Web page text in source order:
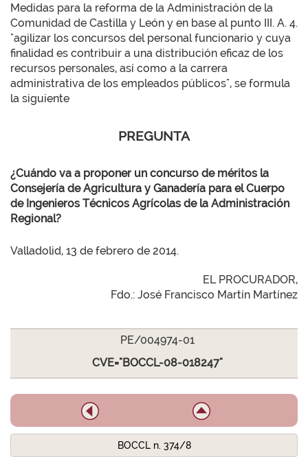
Medidas para la reforma de la Administración de la
Comunidad de Castilla y León y en base al punto III. A. 4.
"agilizar los concursos del personal funcionario y cuya
finalidad es contribuir a una distribución eficaz de los
recursos personales, así como a la carrera
administrativa de los empleados públicos", se formula
la siguiente
PREGUNTA
¿Cuándo va a proponer un concurso de méritos la
Consejería de Agricultura y Ganadería para el Cuerpo
de Ingenieros Técnicos Agrícolas de la Administración
Regional?
Valladolid, 13 de febrero de 2014.
EL PROCURADOR,
Fdo.: José Francisco Martín Martínez
PE/004974-01
CVE="BOCCL-08-018247"
BOCCL n. 374/8